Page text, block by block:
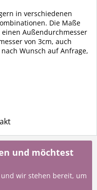
in verschiedenen
Die Maße
Außendurchmesser
von 3cm, auch
Wunsch auf Anfrage,
und möchtest
wir stehen bereit, um